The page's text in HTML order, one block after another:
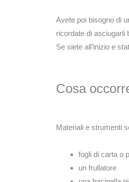
Avete poi bisogno di
ricordate di asciugarli
Se siete all’inizio e
Cosa
Materiali e strumenti
fogli di carta o
un frullatore